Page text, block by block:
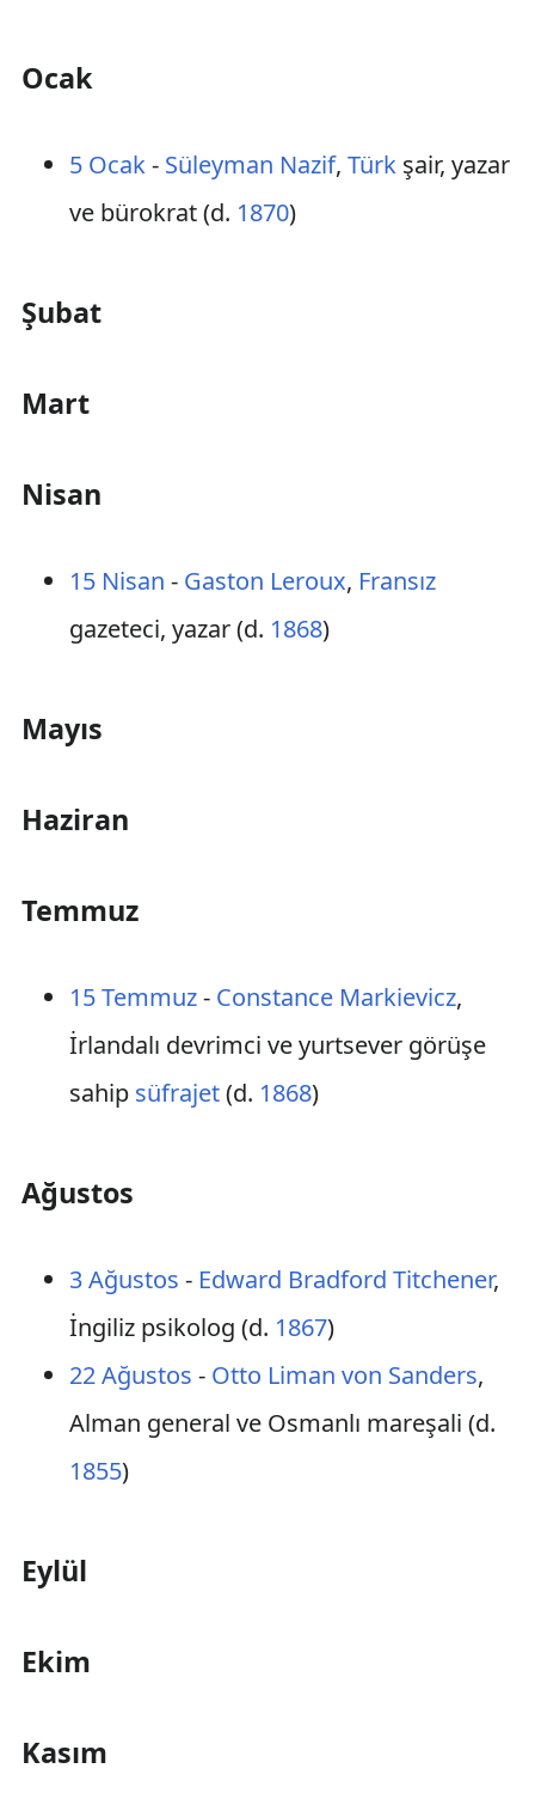
Ocak
5 Ocak- Süleyman Nazif, Türkşair, yazar
ve bürokrat (d. 1870)
Şubat
Mart
Nisan
15 Nisan - Gaston Leroux, Fransız
gazeteci, yazar (d. 1868)
Mayıs
Haziran
Temmuz
15 Temmuz- Constance Markievicz,
İrlandalı devrimci ve yurtsever görüşe
sahip süfrajet(d. 1868)
Ağustos
3 Ağustos - Edward Bradford Titchener,
İngiliz psikolog (d. 1867)
22 Ağustos - Otto Liman von Sanders,
Alman general ve Osmanlı mareşali (d.
1855)
Eylül
Ekim
Kasım